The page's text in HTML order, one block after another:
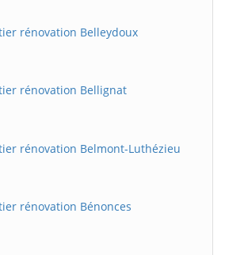
rénovation Belleydoux
rénovation Bellignat
rénovation Belmont-Luthézieu
rénovation Bénonces